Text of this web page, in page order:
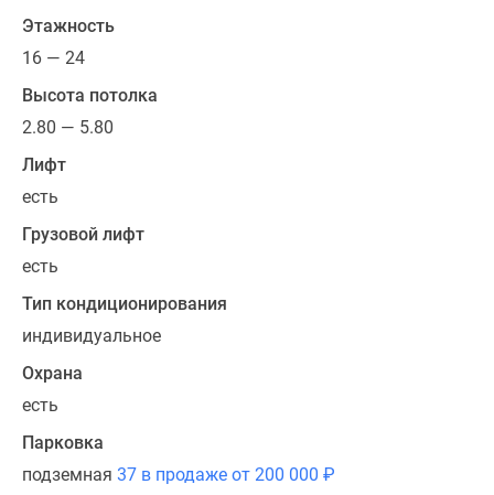
Этажность
16 — 24
Высота потолка
2.80 — 5.80
Лифт
есть
Грузовой лифт
есть
Тип кондиционирования
индивидуальное
Охрана
есть
Парковка
подземная 37 в продаже от 200 000 ₽